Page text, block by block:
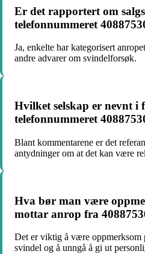
Er det rapportert om
telefonnummeret
Ja, enkelte har kategorisert
andre advarer om svindelforsøk.
Hvilket selskap er nevnt i
telefonnummeret
Blant kommentarene er det
antydninger om at det kan være
Hva bør man være
mottar anrop fra
Det er viktig å være oppmerksom
svindel og å unngå å gi ut